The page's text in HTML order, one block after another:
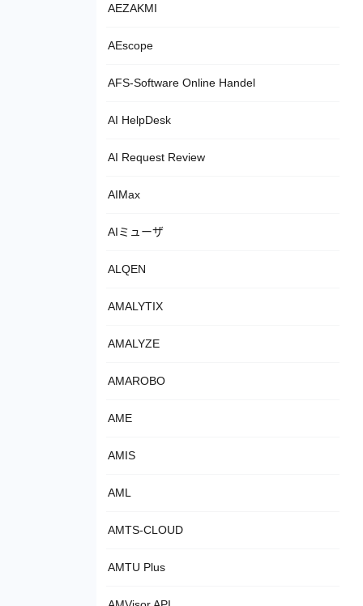
AEZAKMI
AEscope
AFS-Software Online Handel
AI HelpDesk
AI Request Review
AIMax
AIミューザ
ALQEN
AMALYTIX
AMALYZE
AMAROBO
AME
AMIS
AML
AMTS-CLOUD
AMTU Plus